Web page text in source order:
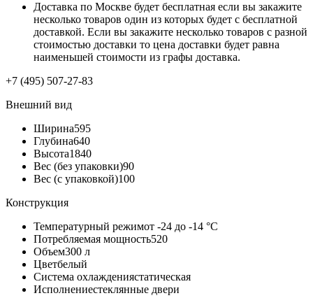
Доставка по Москве будет бесплатная если вы закажите
несколько товаров один из которых будет с бесплатной
доставкой. Если вы закажите несколько товаров с разной
стоимостью доставки то цена доставки будет равна
наименьшей стоимости из графы доставка.
+7 (495) 507-27-83
Внешний вид
Ширина595
Глубина640
Высота1840
Вес (без упаковки)90
Вес (с упаковкой)100
Конструкция
Температурный режимот -24 до -14 °C
Потребляемая мощность520
Объем300 л
Цветбелый
Система охлаждениястатическая
Исполнениестеклянные двери